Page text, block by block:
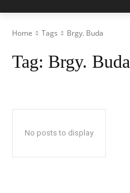
Home Tags Brgy. Buda
Tag: Brgy. Buda
No posts to display